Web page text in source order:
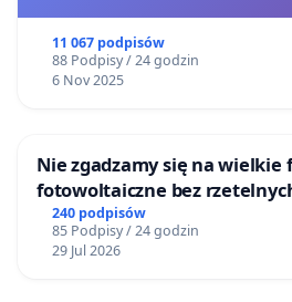
11 067 podpisów
88 Podpisy / 24 godzin
6 Nov 2025
Nie zgadzamy się na wielkie
fotowoltaiczne bez
mieszkańców
240 podpisów
85 Podpisy / 24 godzin
29 Jul 2026